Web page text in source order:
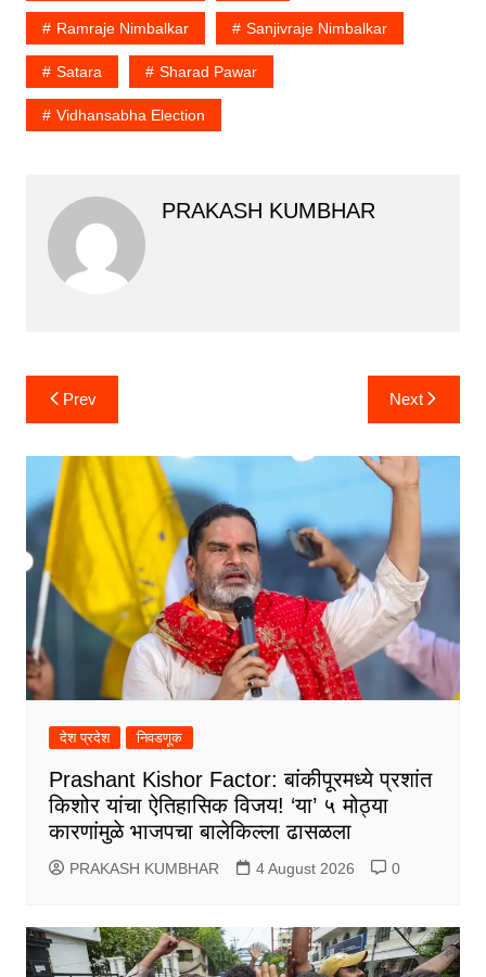
Ramraje Nimbalkar Sanjivraje Nimbalkar
Satara Sharad Pawar
Vidhansabha Election
PRAKASH KUMBHAR
Post
navigation
Prev Next
देश प्रदेश निवडणूक
Prashant Kishor Factor: बांकीपूरमध्ये प्रशांत
किशोर यांचा ऐतिहासिक विजय! ‘या’ ५ मोठ्या
कारणांमुळे भाजपचा बालेकिल्ला ढासळला
PRAKASH KUMBHAR 4 August 2026 0